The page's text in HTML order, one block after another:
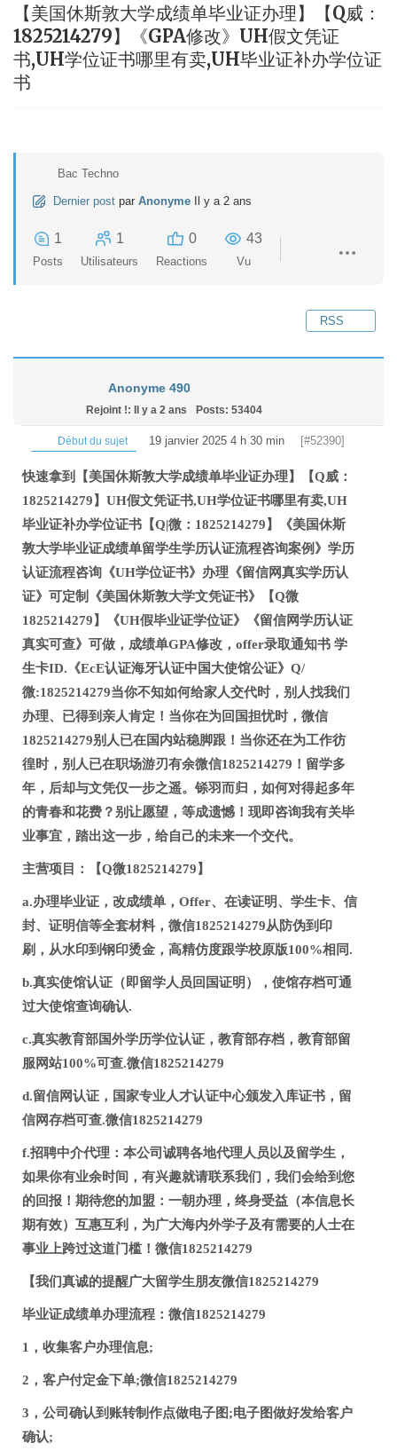
【美国休斯敦大学成绩单毕业证办理】【Q威：
1825214279】《GPA修改》UH假文凭证
书,UH学位证书哪里有卖,UH毕业证补办学位证
书
Bac Techno
Dernier post par Anonyme Il y a 2 ans
1
Posts
1
Utilisateurs
0
Reactions
43
Vu
RSS
Anonyme 490
Rejoint !: Il y a 2 ans Posts: 53404
Début du sujet 19 janvier 2025 4 h 30 min [#52390]
快速拿到【美国休斯敦大学成绩单毕业证办理】【Q威：
1825214279】UH假文凭证书,UH学位证书哪里有卖,UH
毕业证补办学位证书【Q|微：1825214279】《美国休斯
敦大学毕业证成绩单留学生学历认证流程咨询案例》学历
认证流程咨询《UH学位证书》办理《留信网真实学历认
证》可定制《美国休斯敦大学文凭证书》【Q微
1825214279】《UH假毕业证学位证》《留信网学历认证
真实可查》可做，成绩单GPA修改，offer录取通知书 学
生卡ID.《EcE认证海牙认证中国大使馆公证》Q/
微:1825214279当你不知如何给家人交代时，别人找我们
办理、已得到亲人肯定！当你在为回国担忧时，微信
1825214279别人已在国内站稳脚跟！当你还在为工作彷
徨时，别人已在职场游刃有余微信1825214279！留学多
年，后却与文凭仅一步之遥。铩羽而归，如何对得起多年
的青春和花费？别让愿望，等成遗憾！现即咨询我有关毕
业事宜，踏出这一步，给自己的未来一个交代。
主营项目：【Q微1825214279】
a.办理毕业证，改成绩单，Offer、在读证明、学生卡、信
封、证明信等全套材料，微信1825214279从防伪到印
刷，从水印到钢印烫金，高精仿度跟学校原版100%相同.
b.真实使馆认证（即留学人员回国证明），使馆存档可通
过大使馆查询确认.
c.真实教育部国外学历学位认证，教育部存档，教育部留
服网站100%可查.微信1825214279
d.留信网认证，国家专业人才认证中心颁发入库证书，留
信网存档可查.微信1825214279
f.招聘中介代理：本公司诚聘各地代理人员以及留学生，
如果你有业余时间，有兴趣就请联系我们，我们会给到您
的回报！期待您的加盟：一朝办理，终身受益（本信息长
期有效）互惠互利，为广大海内外学子及有需要的人士在
事业上跨过这道门槛！微信1825214279
【我们真诚的提醒广大留学生朋友微信1825214279
毕业证成绩单办理流程：微信1825214279
1，收集客户办理信息;
2，客户付定金下单;微信1825214279
3，公司确认到账转制作点做电子图;电子图做好发给客户
确认;